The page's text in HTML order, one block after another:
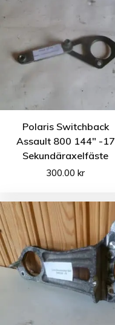
Polaris Switchback
Assault 800 144″ -17
Sekundäraxelfäste
300.00kr